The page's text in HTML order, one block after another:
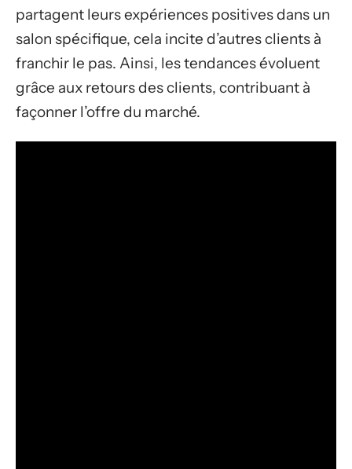
partagent leurs expériences positives dans un
salon spécifique, cela incite d’autres clients à
franchir le pas. Ainsi, les tendances évoluent
grâce aux retours des clients, contribuant à
façonner l’offre du marché.